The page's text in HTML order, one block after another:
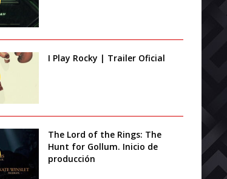
I Play Rocky | Trailer Oficial
The Lord of the Rings: The
Hunt for Gollum. Inicio de
producción